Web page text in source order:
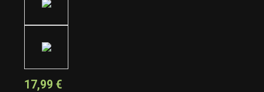
17,99 €